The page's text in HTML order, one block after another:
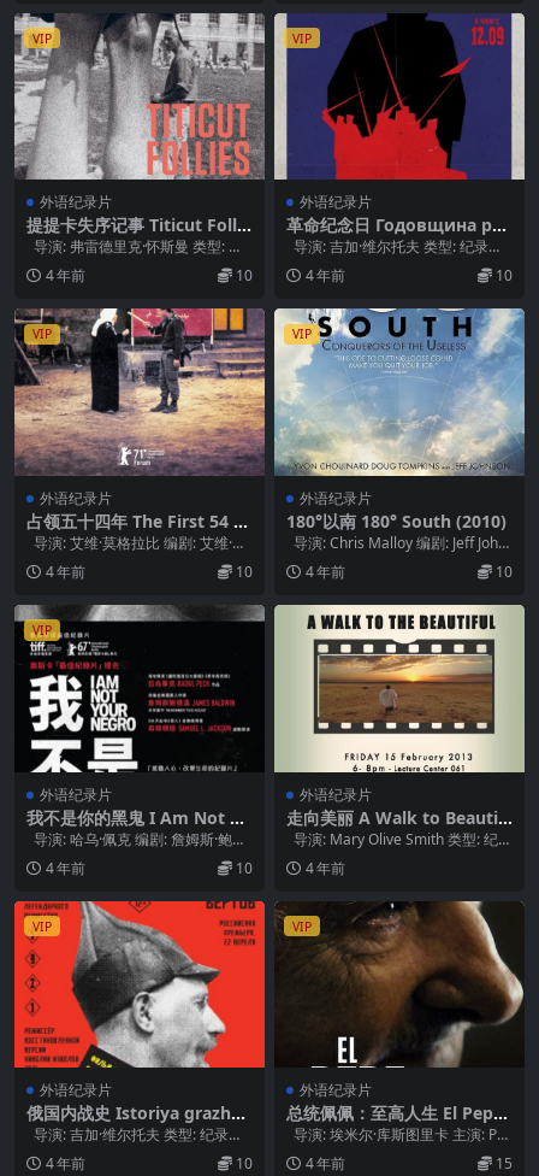
VIP
外语纪录片
提提卡失序记事 Titicut Follie
s (1967)
导演: 弗雷德里克·怀斯曼 类型: 剧
情 / 纪录片 制片国家/地...
4 年前 10
VIP
外语纪录片
革命纪念日 Годовщина рев
олюции (1919)
导演: 吉加·维尔托夫 类型: 纪录片
制片国家/地区: 俄罗斯 ...
4 年前 10
VIP
外语纪录片
占领五十四年 The First 54 Ye
ars (2021)
导演: 艾维·莫格拉比 编剧: 艾维·莫
格拉比 主演: 艾维·莫格...
4 年前 10
VIP
外语纪录片
180°以南 180° South (2010)
导演: Chris Malloy 编剧: Jeff John
son...
4 年前 10
VIP
外语纪录片
我不是你的黑鬼 I Am Not Yo
ur Negro (2016)
导演: 哈乌·佩克 编剧: 詹姆斯·鲍德
温 / 哈乌·佩克 主演:...
4 年前 10
外语纪录片
走向美丽 A Walk to Beautif
ul (2007)
导演: Mary Olive Smith 类型: 纪录
片 制片国家...
4 年前
VIP
外语纪录片
俄国内战史 Istoriya grazhda
nskoy voyny (1922)
导演: 吉加·维尔托夫 类型: 纪录片
制片国家/地区: 苏联 上...
4 年前 10
VIP
外语纪录片
总统佩佩：至高人生 El Pepe,
Una Vida Suprema (2018)
导演: 埃米尔·库斯图里卡 主演: Pe
pe Mujica 类型:...
4 年前 15